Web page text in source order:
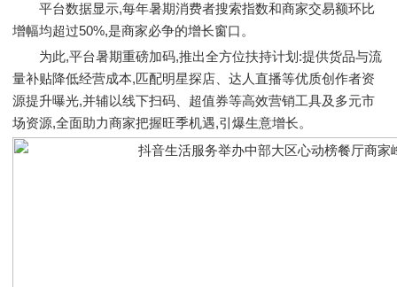
平台数据显示,每年暑期消费者搜索指数和商家交易额环比
增幅均超过50%,是商家必争的增长窗口。
为此,平台暑期重磅加码,推出全方位扶持计划:提供货品与流
量补贴降低经营成本,匹配明星探店、达人直播等优质创作者资
源提升曝光,并辅以线下扫码、超值券等高效营销工具及多元市
场资源,全面助力商家把握旺季机遇,引爆生意增长。